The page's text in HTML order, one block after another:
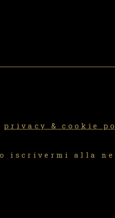
privacy & cookie
iscrivermi alla